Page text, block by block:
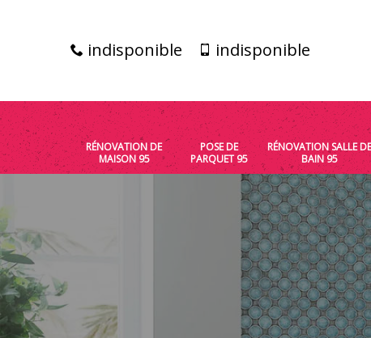
indisponible indisponible
RÉNOVATION DE
MAISON 95
POSE DE
PARQUET 95
RÉNOVATION SALLE DE
BAIN 95